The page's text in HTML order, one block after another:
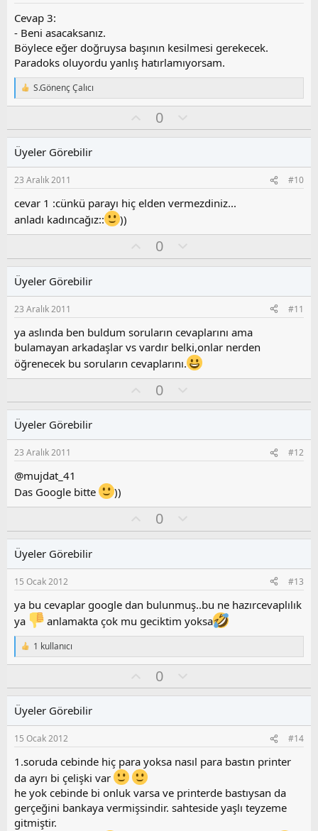
y
l
a
Cevap 3:
- Beni asacaksanız.
Böylece eğer doğruysa başının kesilmesi gerekecek.
Paradoks oluyordu yanlış hatırlamıyorsam.
T
e
i
l
e
r
:
S.Gönenç Çalıcı
y
0
l
s
u
z
y
a
Üyeler Görebilir
23 Aralık 2011 #10
cevar 1 :cünkü parayı hiç elden vermezdiniz...
anladı kadıncağız::
))
y
0
l
s
u
z
o
y
l
Üyeler Görebilir
23 Aralık 2011 #11
ya aslında ben buldum soruların cevaplarını ama
bulamayan arkadaşlar vs vardır belki,onlar nerden
öğrenecek bu soruların cevaplarını.
y
0
l
s
u
y
a
Üyeler Görebilir
23 Aralık 2011 #12
@mujdat_41
Das Google bitte
))
y
0
l
s
u
z
o
y
a
Üyeler Görebilir
15 Ocak 2012 #13
ya bu cevaplar google dan bulunmuş..bu ne hazırcevaplılık
ya
anlamakta çok mu geciktim yoksa
T
e
i
l
e
r
:
1 kullanıcı
y
0
l
s
u
z
y
l
a
Üyeler Görebilir
15 Ocak 2012 #14
1.soruda cebinde hiç para yoksa nasıl para bastın printer
da ayrı bi çelişki var
he yok cebinde bi onluk varsa ve printerde bastıysan da
gerçeğini bankaya vermişsindir. sahteside yaşlı teyzeme
gitmiştir.